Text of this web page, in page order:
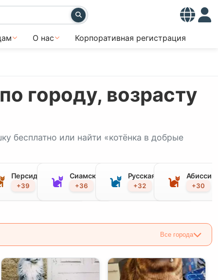
О нас Корпоративная регистрация
городу, возрасту
бесплатно или найти «котёнка в добрые
Персидская кошка
+39
Сиамская
+36
Русская голубая
+32 +30
Все города